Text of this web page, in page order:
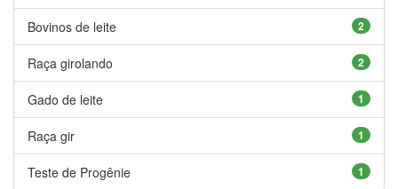
2
Bovinos de leite
2
Raça girolando
1
Gado de leite
1
Raça gir
1
Teste de Progênie